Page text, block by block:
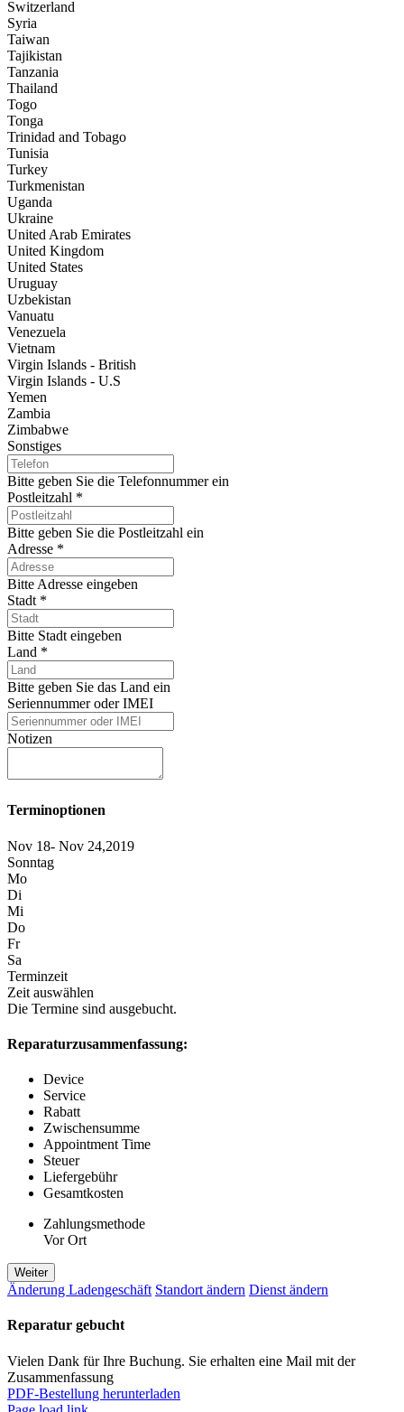
Switzerland
Syria
Taiwan
Tajikistan
Tanzania
Thailand
Togo
Tonga
Trinidad and Tobago
Tunisia
Turkey
Turkmenistan
Uganda
Ukraine
United Arab Emirates
United Kingdom
United States
Uruguay
Uzbekistan
Vanuatu
Venezuela
Vietnam
Virgin Islands - British
Virgin Islands - U.S
Yemen
Zambia
Zimbabwe
Sonstiges
Bitte geben Sie die Telefonnummer ein
Postleitzahl *
Bitte geben Sie die Postleitzahl ein
Adresse *
Bitte Adresse eingeben
Stadt *
Bitte Stadt eingeben
Land *
Bitte geben Sie das Land ein
Seriennummer oder IMEI
Notizen
Terminoptionen
Nov 18- Nov 24,2019
Sonntag
Mo
Di
Mi
Do
Fr
Sa
Terminzeit
Zeit auswählen
Die Termine sind ausgebucht.
Reparaturzusammenfassung:
Device
Service
Rabatt
Zwischensumme
Appointment Time
Steuer
Liefergebühr
Gesamtkosten
Zahlungsmethode
Vor Ort
Weiter
Änderung Ladengeschäft Standort ändern Dienst ändern
Reparatur gebucht
Vielen Dank für Ihre Buchung. Sie erhalten eine Mail mit der
Zusammenfassung
PDF-Bestellung herunterladen